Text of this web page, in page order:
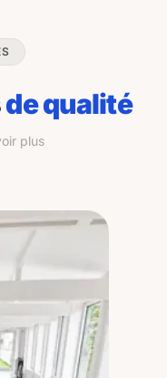
de qualité
plus